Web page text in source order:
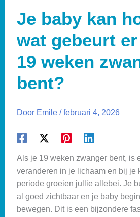
Je baby kan
wat gebeurt
19 weken
bent?
Door Emile /februari 4, 2026
Als je 19 weken zwanger bent, is
veranderen in je lichaam en bij je
periode groeien jullie allebei. Je
al goed zichtbaar en je baby
bewegen. Dit is een bijzondere